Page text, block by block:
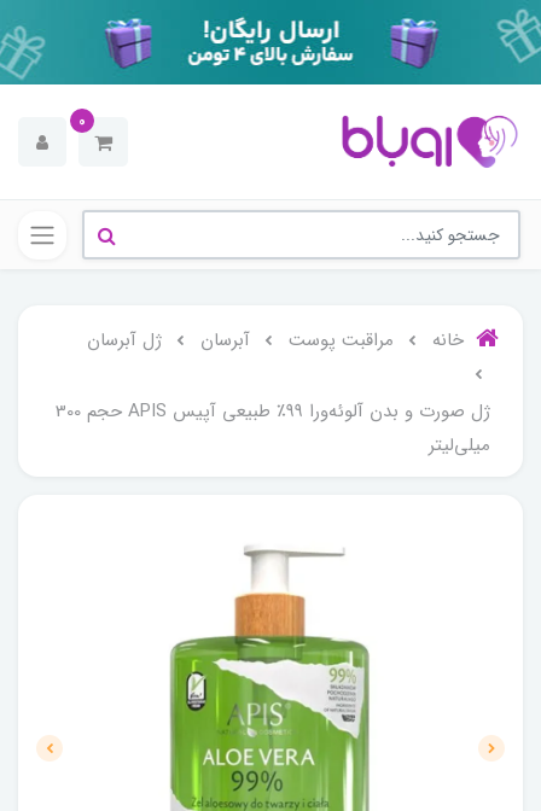
0
خانه مراقبت پوست آبرسان ژل آبرسان
ژل صورت و بدن آلوئه‌ورا ۹۹٪ طبیعی آپیس APIS حجم 300
میلی‌لیتر